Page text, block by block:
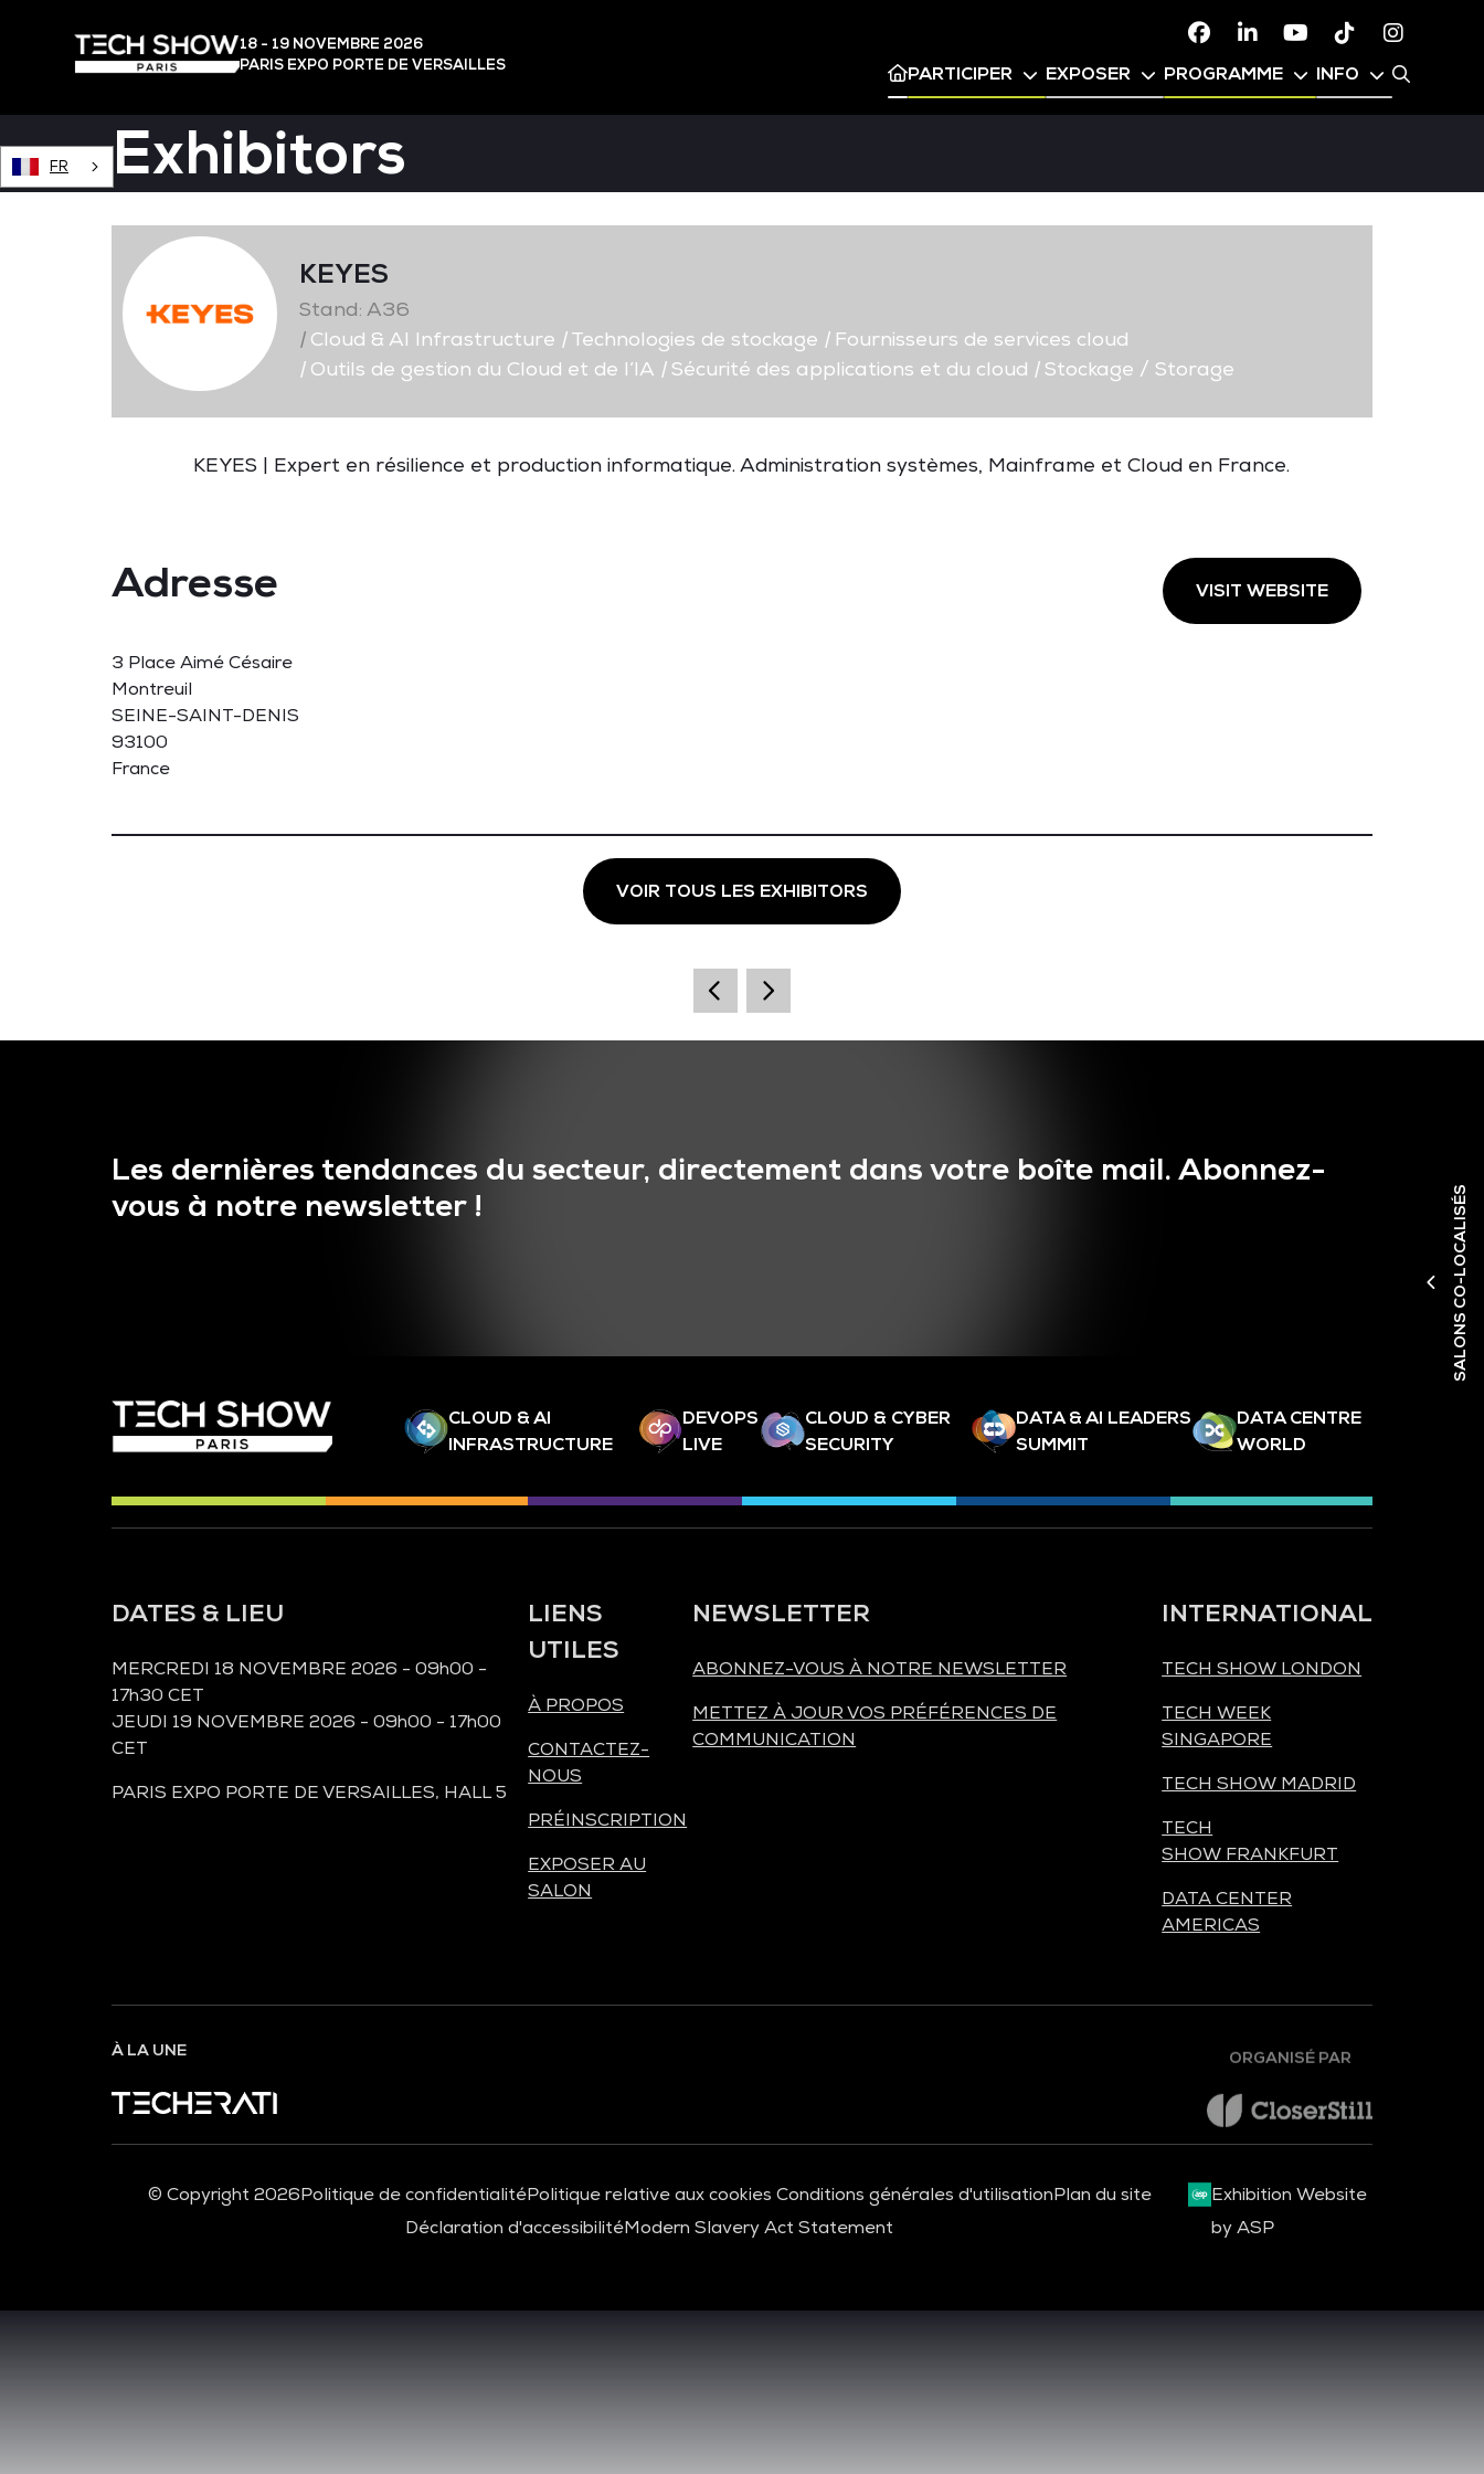
18 - 19 NOVEMBRE 2026
PARIS EXPO PORTE DE VERSAILLES
FacebookLinkedinYoutubeTikTok
PARTICIPER EXPOSER PROGRAMME INFO
FR
SALONS CO-LOCALISÉS
Exhibitors
KEYES
Stand: A36
|Cloud & AI Infrastructure |Technologies de stockage |Fournisseurs de services cloud
|Outils de gestion du Cloud et de l’IA |Sécurité des applications et du cloud |Stockage / Storage
KEYES | Expert en résilience et production informatique. Administration systèmes, Mainframe et Cloud en France.
Adresse
3 Place Aimé Césaire
Montreuil
SEINE-SAINT-DENIS
93100
France
VISIT WEBSITE
VOIR TOUS LES EXHIBITORS
Les dernières tendances du secteur, directement dans votre boîte mail. Abonnez-
vous à notre newsletter !
CLOUD & AI
INFRASTRUCTURE
DEVOPS
LIVE
CLOUD & CYBER
SECURITY
DATA & AI LEADERS
SUMMIT
DATA CENTRE
WORLD
DATES & LIEU
MERCREDI 18 NOVEMBRE 2026 - 09h00 -
17h30 CET
JEUDI 19 NOVEMBRE 2026 - 09h00 - 17h00
CET
PARIS EXPO PORTE DE VERSAILLES, HALL 5
LIENS
UTILES
À PROPOS
CONTACTEZ-
NOUS
PRÉINSCRIPTION
EXPOSER AU
SALON
NEWSLETTER
ABONNEZ-VOUS À NOTRE NEWSLETTER
METTEZ À JOUR VOS PRÉFÉRENCES DE
COMMUNICATION
INTERNATIONAL
TECH SHOW LONDON
TECH WEEK
SINGAPORE
TECH SHOW MADRID
TECH
SHOW FRANKFURT
DATA CENTER
AMERICAS
À LA UNE ORGANISÉ PAR
© Copyright 2026Politique de confidentialitéPolitique relative aux cookies Conditions générales d'utilisationPlan du site
Déclaration d'accessibilitéModern Slavery Act Statement
Exhibition Website
by ASP